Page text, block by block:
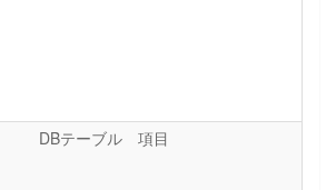
DBテーブル 項目